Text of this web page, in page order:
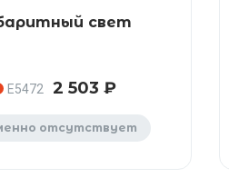
свет
E5472 2 503 ₽
отсутствует